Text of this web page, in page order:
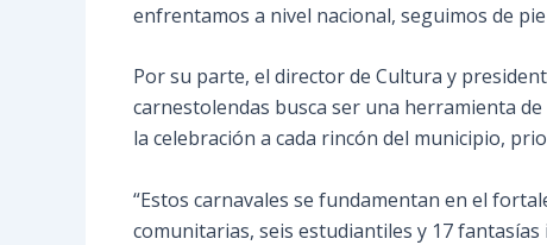
enfrentamos a nivel nacional, seguimos de
Por su parte, el director de Cultura y
carnestolendas busca ser una herramienta
la celebración a cada rincón del municipio,
“Estos carnavales se fundamentan en el
comunitarias, seis estudiantiles y 17